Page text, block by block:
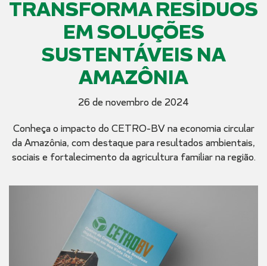
TRANSFORMA RESÍDUOS
EM SOLUÇÕES
SUSTENTÁVEIS NA
AMAZÔNIA
26 de novembro de 2024
Conheça o impacto do CETRO-BV na economia circular
da Amazônia, com destaque para resultados ambientais,
sociais e fortalecimento da agricultura familiar na região.